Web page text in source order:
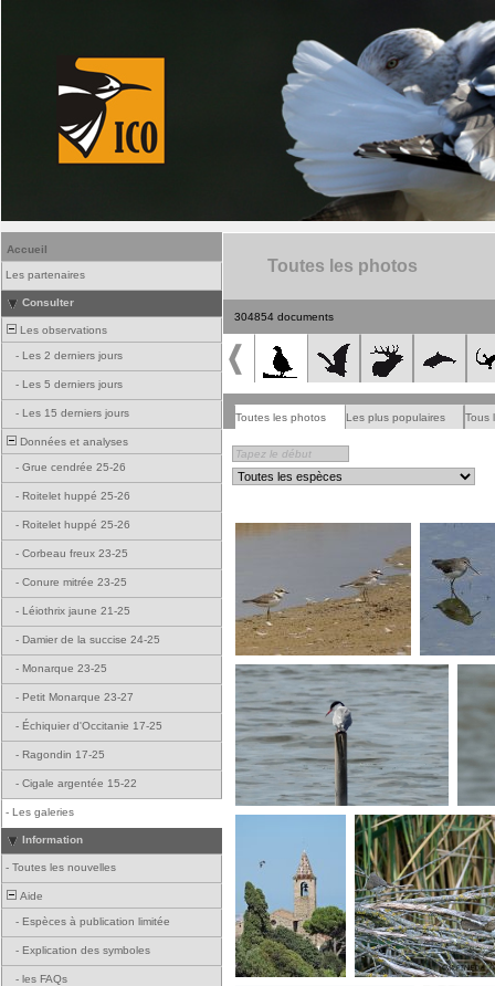
Accueil
Les partenaires
Consulter
Les observations
- Les 2 derniers jours
- Les 5 derniers jours
- Les 15 derniers jours
Données et analyses
- Grue cendrée 25-26
- Roitelet huppé 25-26
- Roitelet huppé 25-26
- Corbeau freux 23-25
- Conure mitrée 23-25
- Léiothrix jaune 21-25
- Damier de la succise 24-25
- Monarque 23-25
- Petit Monarque 23-27
- Échiquier d'Occitanie 17-25
- Ragondin 17-25
- Cigale argentée 15-22
- Les galeries
Information
- Toutes les nouvelles
Aide
- Espèces à publication limitée
- Explication des symboles
- les FAQs
Toutes les photos
304854 documents
Toutes les photos Les plus populaires Tous